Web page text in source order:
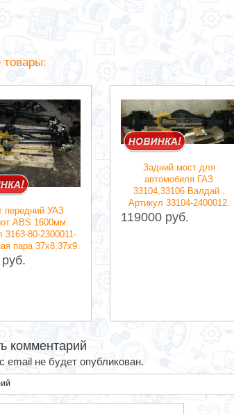
передний УАЗ
ABS 1600мм.
3163-80-2300011-
пара 37х8,37х9.
Задний мост для
автомобиля ГАЗ
33104,33106 Валдай .
Артикул 33104-2400012.
119000 руб.
комментарий
email не будет опубликован.